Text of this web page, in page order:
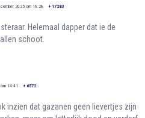
2025 om 16:28 + 17283
Helemaal dapper dat ie de
schoot.
14:41 + 6572
inzien dat gazanen geen lievertjes zijn